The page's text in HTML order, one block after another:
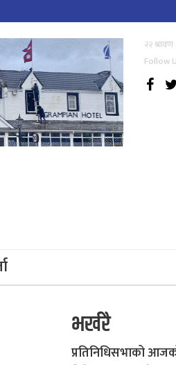
२२
Follow
भर्खरै
प्रतिनिधिसभाको